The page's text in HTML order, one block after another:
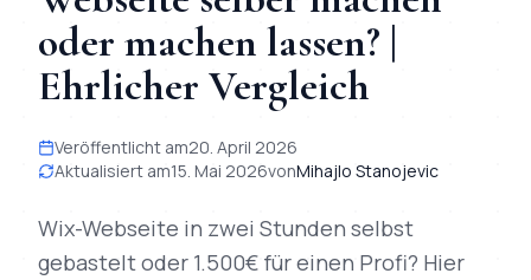
oder machen lassen? |
Ehrlicher Vergleich
Veröffentlicht am20. April 2026
Aktualisiert am15. Mai 2026vonMihajlo Stanojevic
Wix-Webseite in zwei Stunden selbst
gebastelt oder 1.500€ für einen Profi? Hier